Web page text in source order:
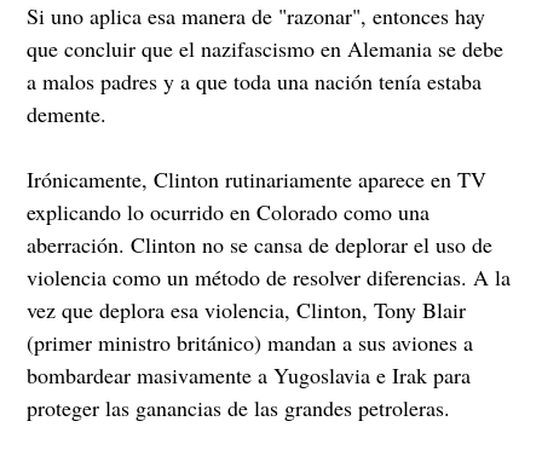
Si uno aplica esa manera de "razonar", entonces hay
que concluir que el nazifascismo en Alemania se debe
a malos padres y a que toda una nación tenía estaba
demente.
Irónicamente, Clinton rutinariamente aparece en TV
explicando lo ocurrido en Colorado como una
aberración. Clinton no se cansa de deplorar el uso de
violencia como un método de resolver diferencias. A la
vez que deplora esa violencia, Clinton, Tony Blair
(primer ministro británico) mandan a sus aviones a
bombardear masivamente a Yugoslavia e Irak para
proteger las ganancias de las grandes petroleras.